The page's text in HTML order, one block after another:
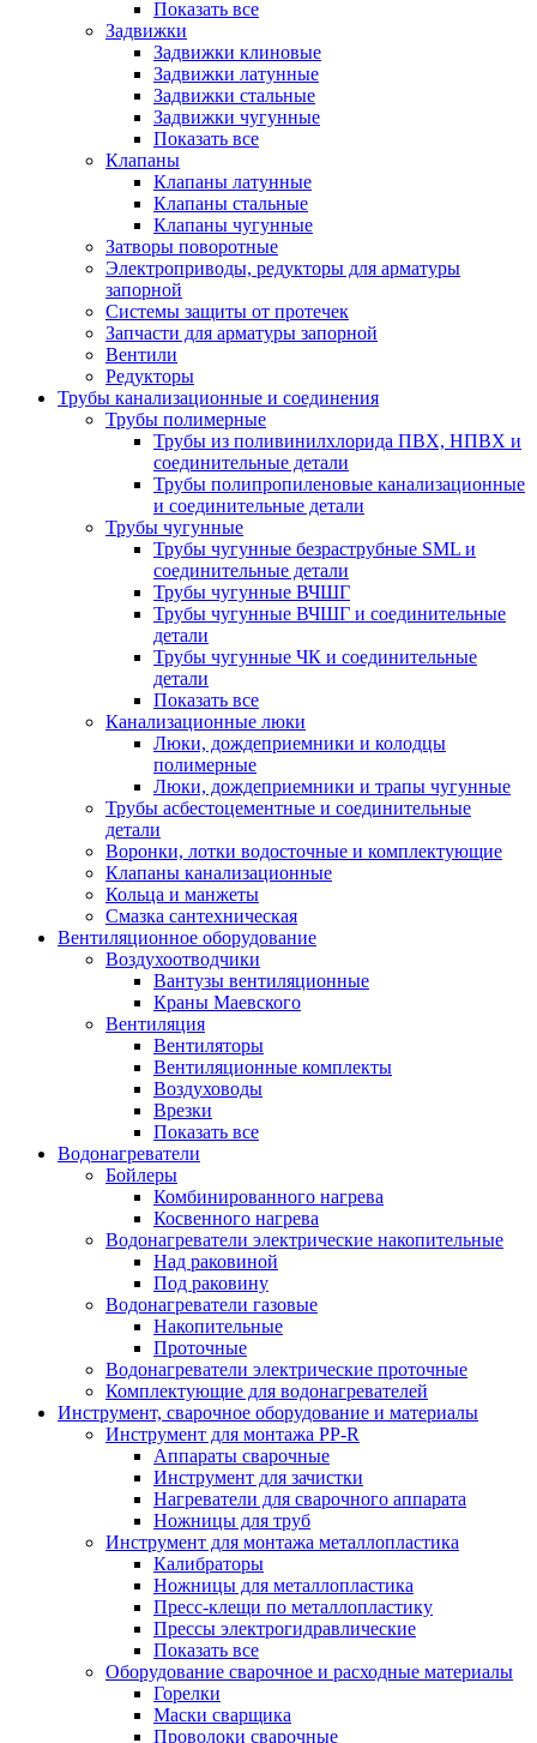
Показать все
Задвижки
Задвижки клиновые
Задвижки латунные
Задвижки стальные
Задвижки чугунные
Показать все
Клапаны
Клапаны латунные
Клапаны стальные
Клапаны чугунные
Затворы поворотные
Электроприводы, редукторы для арматуры
запорной
Системы защиты от протечек
Запчасти для арматуры запорной
Вентили
Редукторы
Трубы канализационные и соединения
Трубы полимерные
Трубы из поливинилхлорида ПВХ, НПВХ и
соединительные детали
Трубы полипропиленовые канализационные
и соединительные детали
Трубы чугунные
Трубы чугунные безраструбные SML и
соединительные детали
Трубы чугунные ВЧШГ
Трубы чугунные ВЧШГ и соединительные
детали
Трубы чугунные ЧК и соединительные
детали
Показать все
Канализационные люки
Люки, дождеприемники и колодцы
полимерные
Люки, дождеприемники и трапы чугунные
Трубы асбестоцементные и соединительные
детали
Воронки, лотки водосточные и комплектующие
Клапаны канализационные
Кольца и манжеты
Смазка сантехническая
Вентиляционное оборудование
Воздухоотводчики
Вантузы вентиляционные
Краны Маевского
Вентиляция
Вентиляторы
Вентиляционные комплекты
Воздуховоды
Врезки
Показать все
Водонагреватели
Бойлеры
Комбинированного нагрева
Косвенного нагрева
Водонагреватели электрические накопительные
Над раковиной
Под раковину
Водонагреватели газовые
Накопительные
Проточные
Водонагреватели электрические проточные
Комплектующие для водонагревателей
Инструмент, сварочное оборудование и материалы
Инструмент для монтажа PP-R
Аппараты сварочные
Инструмент для зачистки
Нагреватели для сварочного аппарата
Ножницы для труб
Инструмент для монтажа металлопластика
Калибраторы
Ножницы для металлопластика
Пресс-клещи по металлопластику
Прессы электрогидравлические
Показать все
Оборудование сварочное и расходные материалы
Горелки
Маски сварщика
Проволоки сварочные